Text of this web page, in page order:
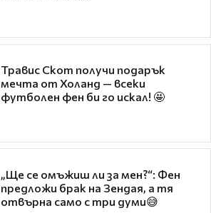
Травис Скот получи подарък
мечта от Холанд — всеки
футболен фен би го искал! 🤩
„Ще се омъжиш ли за мен?“: Фен
предложи брак на Зендая, а тя
отвърна само с три думи😅